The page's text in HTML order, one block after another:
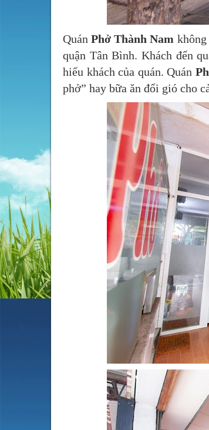
QuánPhở Thành Nam
quận Tân Bình. Khách đến
hiếu khách của quán. Quán
phở” hay bữa ăn đổi gió cho